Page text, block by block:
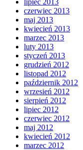
czerwiec 2013
maj 2013
kwiecień 2013
marzec 2013
luty 2013
styczeń 2013
grudzień 2012
listopad 2012
październik 2012
wrzesień 2012
sierpień 2012
lipiec 2012
czerwiec 2012
maj 2012
kwiecień 2012
marzec 2012